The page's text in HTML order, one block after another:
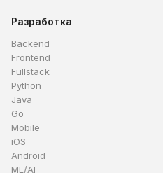
Разработка
Backend
Frontend
Fullstack
Python
Java
Go
Mobile
iOS
Android
ML/AI